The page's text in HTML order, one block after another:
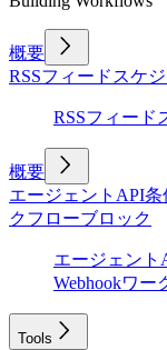
概要
RSSフィード スケ
RSSフィード
概要
エージェント API条
クフローブロック
エージェント
Webhookワー
Tools